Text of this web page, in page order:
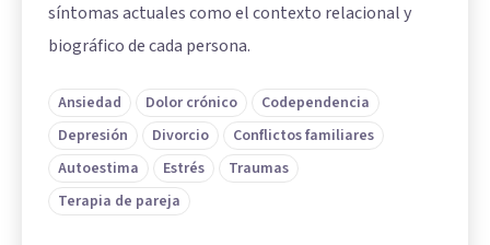
síntomas actuales como el contexto relacional y
biográfico de cada persona.
Ansiedad Dolor crónico
Codependencia
Depresión
Divorcio
Conflictos familiares
Autoestima
Estrés
Traumas
Terapia de pareja